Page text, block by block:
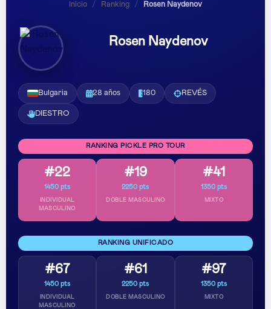
Inicio / Ranking / Rosen Naydenov
Rosen Naydenov
Bulgaria 28 años 180 REVÉS
DIESTRO
RANKING PICKLE PRO TOUR
#22
1450 pts
INDIVIDUAL
MASCULINO
#19
2250 pts
DOBLE MASCULINO
#41
1350 pts
MIXTO
RANKING UNIFICADO
#67
1450 pts
INDIVIDUAL
MASCULINO
#61
2250 pts
DOBLE MASCULINO
#97
1350 pts
MIXTO